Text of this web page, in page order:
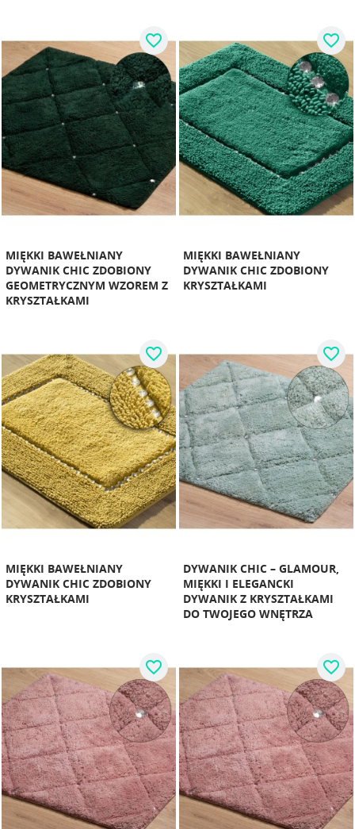
MIĘKKI BAWEŁNIANY
DYWANIK CHIC ZDOBIONY
GEOMETRYCZNYM WZOREM Z
KRYSZTAŁKAMI
favorite_border
MIĘKKI BAWEŁNIANY
DYWANIK CHIC ZDOBIONY
KRYSZTAŁKAMI
favorite_border
MIĘKKI BAWEŁNIANY
DYWANIK CHIC ZDOBIONY
KRYSZTAŁKAMI
favorite_border
DYWANIK CHIC – GLAMOUR,
MIĘKKI I ELEGANCKI
DYWANIK Z KRYSZTAŁKAMI
DO TWOJEGO WNĘTRZA
favorite_border
favorite_border favorite_border